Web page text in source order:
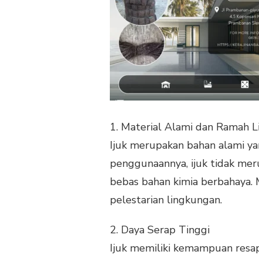
TERMURAH
PURWOKERTO
1. Material Alami dan Ramah
Ijuk merupakan bahan alami
penggunaannya, ijuk tidak
bebas bahan kimia
pelestarian lingkungan.
2. Daya Serap Tinggi
Ijuk memiliki kemampuan